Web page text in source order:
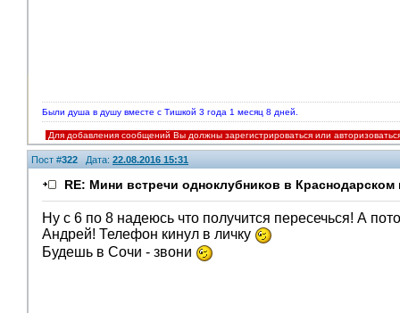
Были душа в душу вместе с Тишкой 3 года 1 месяц 8 дней.
Для добавления сообщений Вы должны зарегистрироваться или
Пост #322 Дата: 22.08.2016 15:31
RE: Мини встречи одноклубников в Краснодарском
Ну с 6 по 8 надеюсь что получится пересечься! А
Андрей! Телефон кинул в личку
Будешь в Сочи - звони